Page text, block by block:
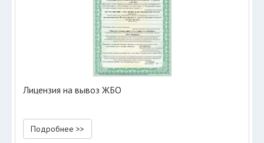
Лицензия на вывоз ЖБО
Подробнее >>